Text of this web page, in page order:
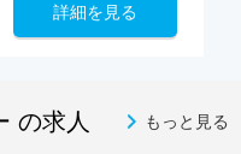
詳細を見る
の求人 もっと見る